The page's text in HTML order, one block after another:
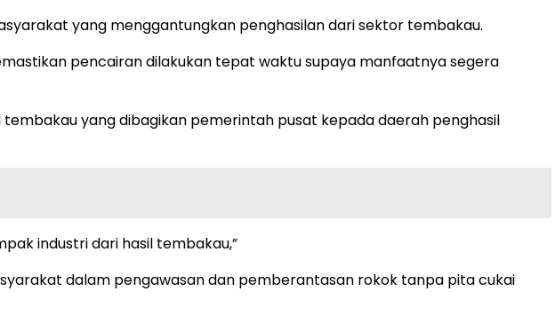
yang menggantungkan penghasilan dari sektor tembakau.
pencairan dilakukan tepat waktu supaya manfaatnya segera
yang dibagikan pemerintah pusat kepada daerah penghasil
industri dari hasil tembakau,”
dalam pengawasan dan pemberantasan rokok tanpa pita cukai